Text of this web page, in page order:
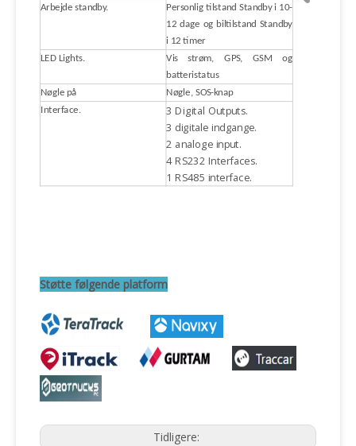
Arbejde standby. Personlig tilstand Standby i 10-
12 dage og biltilstand Standby
i 12 timer
LED Lights.
Vis strøm, GPS, GSM og
batteristatus
Nøgle på
Nøgle, SOS-knap
Interface.
3 Digital Outputs.
3 digitale indgange.
2 analoge input.
4 RS232 Interfaces.
1 RS485 interface.
Støtte følgende platform
Tidligere: